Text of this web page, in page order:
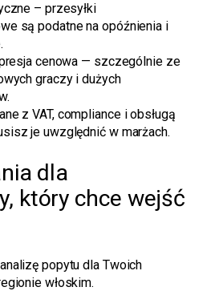
– przesyłki
są podatne na opóźnienia i
cenowa — szczególnie ze
graczy i dużych
z VAT, compliance i obsługą
je uwzględnić w marżach.
dla
który chce wejść
popytu dla Twoich
włoskim.